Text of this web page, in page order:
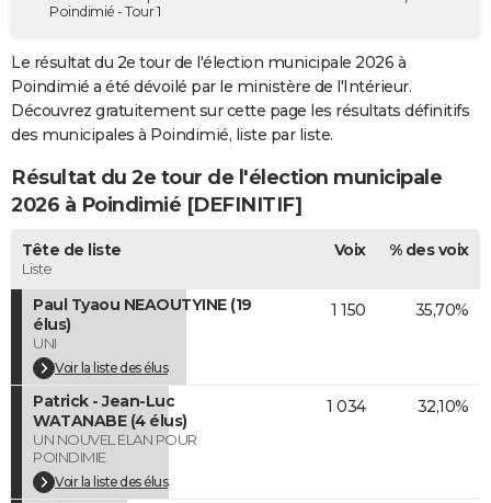
Destinations
City break
Voyage nature
Voyage de noces
Forum
GUIDES D'ACHAT
BONS PLANS
Carte de Noël
Carte Bonne année
Carte Saint-Valentin
Carte Pâques
Carte d'anniversaire
DICTIONNAIRE
Dictionnaire
Biographies
Citations
Expressions
Proverbes
PROGRAMME TV
COPAINS D'AVANT
S'inscrire
Se connecter
Lycées
Collèges
Primaires
Universités
Entreprises
Service militaire
Avis de recherche
AVIS DE DÉCÈS
FORUM
Bricolage
Lifestyle
Culture
Sport
Auto
Television
Voyage
Cinema
Poindimié - Tour 1
Le résultat du 2e tour de l'élection municipale 2026 à
Poindimié a été dévoilé par le ministère de l'Intérieur.
Découvrez gratuitement sur cette page les résultats définitifs
des municipales à Poindimié, liste par liste.
Résultat du 2e tour de l'élection municipale
2026 à Poindimié [DEFINITIF]
Tête de liste
Liste
Voix % des voix
Paul Tyaou NEAOUTYINE (19
élus)
UNI
Voir la liste des élus
1 150 35,70%
Patrick - Jean-Luc
WATANABE (4 élus)
UN NOUVEL ELAN POUR
POINDIMIE
Voir la liste des élus
1 034 32,10%